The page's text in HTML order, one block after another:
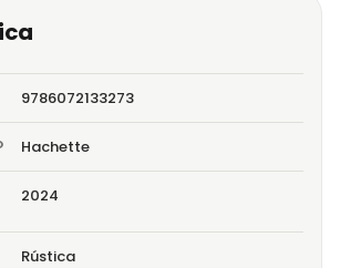
9786072133273
Hachette
2024
Rústica